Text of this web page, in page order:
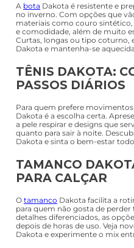
A bota Dakota é resistente e
no inverno. Com opções que
materiais como couro
e comodidade, além de muito
Curtas, longas ou tipo coturno,
Dakota e mantenha-se
TÊNIS DAKOTA:
PASSOS DIÁRIOS
Para quem prefere movimentos
Dakota é a escolha certa.
a pele respirar e designs que
quanto para sair à noite.
Dakota e sinta o bem-estar
TAMANCO
PARA CALÇAR
O tamanco Dakota facilita a
para quem não gosta de
detalhes diferenciados, as
depois de horas de uso. Veja
Dakota e experimente o mix